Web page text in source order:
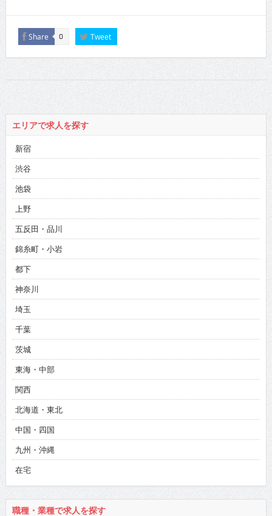
Share 0 Tweet
エリアで求人を探す
新宿
渋谷
池袋
上野
五反田・品川
錦糸町・小岩
都下
神奈川
埼玉
千葉
茨城
東海・中部
関西
北海道・東北
中国・四国
九州・沖縄
在宅
職種・業種で求人を探す